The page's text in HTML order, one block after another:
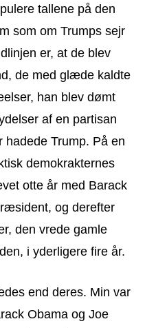
tallene på den
som om Trumps sejr
er, at de blev
de med glæde kaldte
han blev dømt
af en partisan
hadede Trump. På en
demokrakternes
otte år med Barack
og derefter
den vrede gamle
i yderligere fire år.
end deres. Min var
Obama og Joe